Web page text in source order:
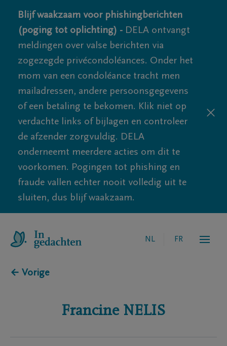
Blijf waakzaam voor phishingberichten
(poging tot oplichting) - DELA ontvangt
meldingen over valse berichten via
zogezegde privécondoléances. Onder het
mom van een condoléance tracht men
mailadressen, andere persoonsgegevens
of een betaling te bekomen. Klik niet op
verdachte links of bijlagen en controleer
de afzender zorgvuldig. DELA
onderneemt meerdere acties om dit te
voorkomen. Pogingen tot phishing en
fraude vallen echter nooit volledig uit te
sluiten, dus blijf waakzaam.
NL FR
← Vorige
Francine NELIS